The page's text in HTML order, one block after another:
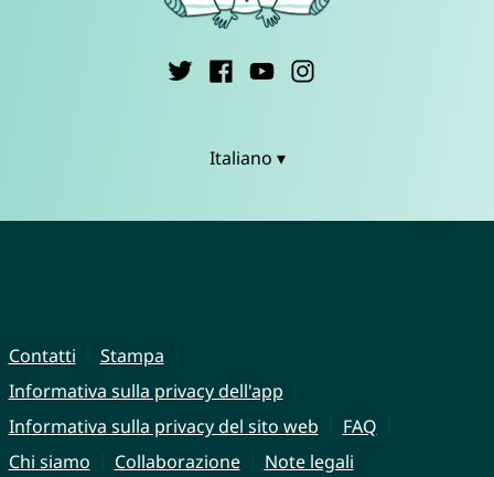
Italiano ▾
Contatti
Stampa
Informativa sulla privacy dell'app
Informativa sulla privacy del sito web
FAQ
Chi siamo
Collaborazione Note legali